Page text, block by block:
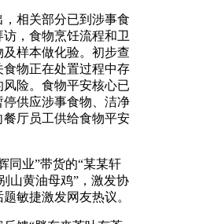
相关部分已到涉事食
，食物烹饪流程和卫
样本做化验。初步查
物正在处置过程中存
险。食物平安核心已
停供应涉事食物、洁净
厅员工供给食物平安
业”带货的“某某轩
山黄油母鸡”，激发协
敏捷激发网友热议。